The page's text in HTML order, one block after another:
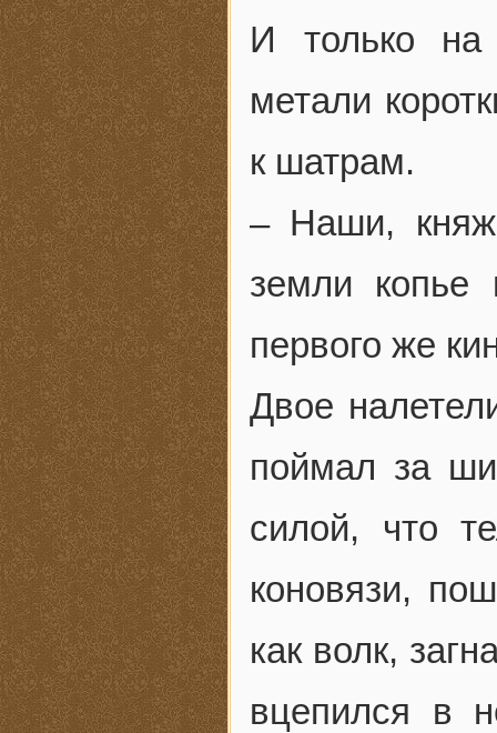
И только на
метали
к шатрам.
– Наши,
земли копье
первого же
Двое
поймал за
силой, что
коновязи,
как волк,
вцепился в